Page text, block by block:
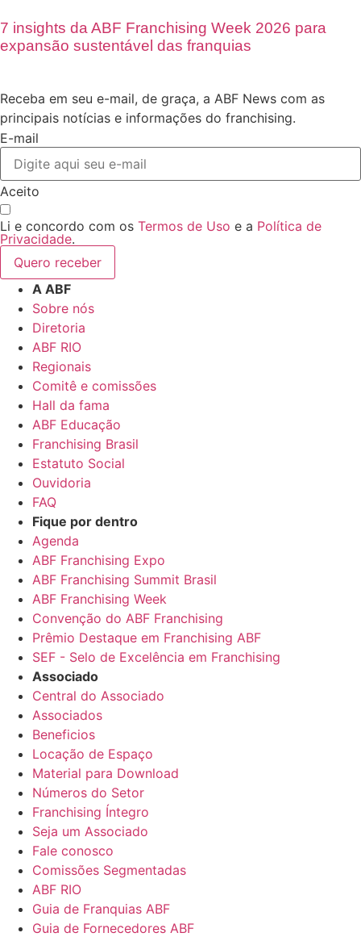
7 insights da ABF Franchising Week 2026 para
expansão sustentável das franquias
Receba em seu e-mail, de graça, a ABF News com as
principais notícias e informações do franchising.
E-mail
Aceito
Li e concordo com os Termos de Uso e a Política de
Privacidade.
Quero receber
A ABF
Sobre nós
Diretoria
ABF RIO
Regionais
Comitê e comissões
Hall da fama
ABF Educação
Franchising Brasil
Estatuto Social
Ouvidoria
FAQ
Fique por dentro
Agenda
ABF Franchising Expo
ABF Franchising Summit Brasil
ABF Franchising Week
Convenção do ABF Franchising
Prêmio Destaque em Franchising ABF
SEF - Selo de Excelência em Franchising
Associado
Central do Associado
Associados
Beneficios
Locação de Espaço
Material para Download
Números do Setor
Franchising Íntegro
Seja um Associado
Fale conosco
Comissões Segmentadas
ABF RIO
Guia de Franquias ABF
Guia de Fornecedores ABF